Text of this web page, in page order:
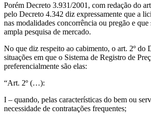
Porém Decreto 3.931/2001, com redação do
pelo Decreto 4.342 diz expressamente que a
nas modalidades concorrência ou pregão e que
ampla pesquisa de mercado.
No que diz respeito ao cabimento, o art. 2º do
situações em que o Sistema de Registro de
preferencialmente são elas:
“Art. 2º (…):
I – quando, pelas características do bem ou
necessidade de contratações frequentes;